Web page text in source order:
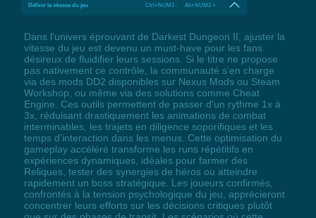
Définir la vitesse du jeu Ctrl+NUM2 - Alt+NUM2 +
Dans l'univers éprouvant de Darkest Dungeon II, ajuster la
vitesse du jeu est devenu un must-have pour les fans
désireux de fluidifier leurs sessions. Si le titre ne propose
pas nativement ce contrôle, la communauté s'en charge
via des mods DD2 disponibles sur Nexus Mods ou Steam
Workshop, ou même via des solutions comme Cheat
Engine. Ces outils permettent de passer d'un rythme 1x à
3x, réduisant drastiquement les animations de combat
interminables, les trajets en diligence soporifiques et les
temps d'interaction dans les menus. Cette optimisation du
gameplay accéléré transforme les runs répétitifs en
expériences dynamiques, idéales pour farmer des
Reliques, tester des synergies de héros ou atteindre
rapidement un boss stratégique. Les joueurs confirmés,
confrontés à la tension psychologique du jeu, apprécieront
concentrer leurs efforts sur les décisions critiques plutôt